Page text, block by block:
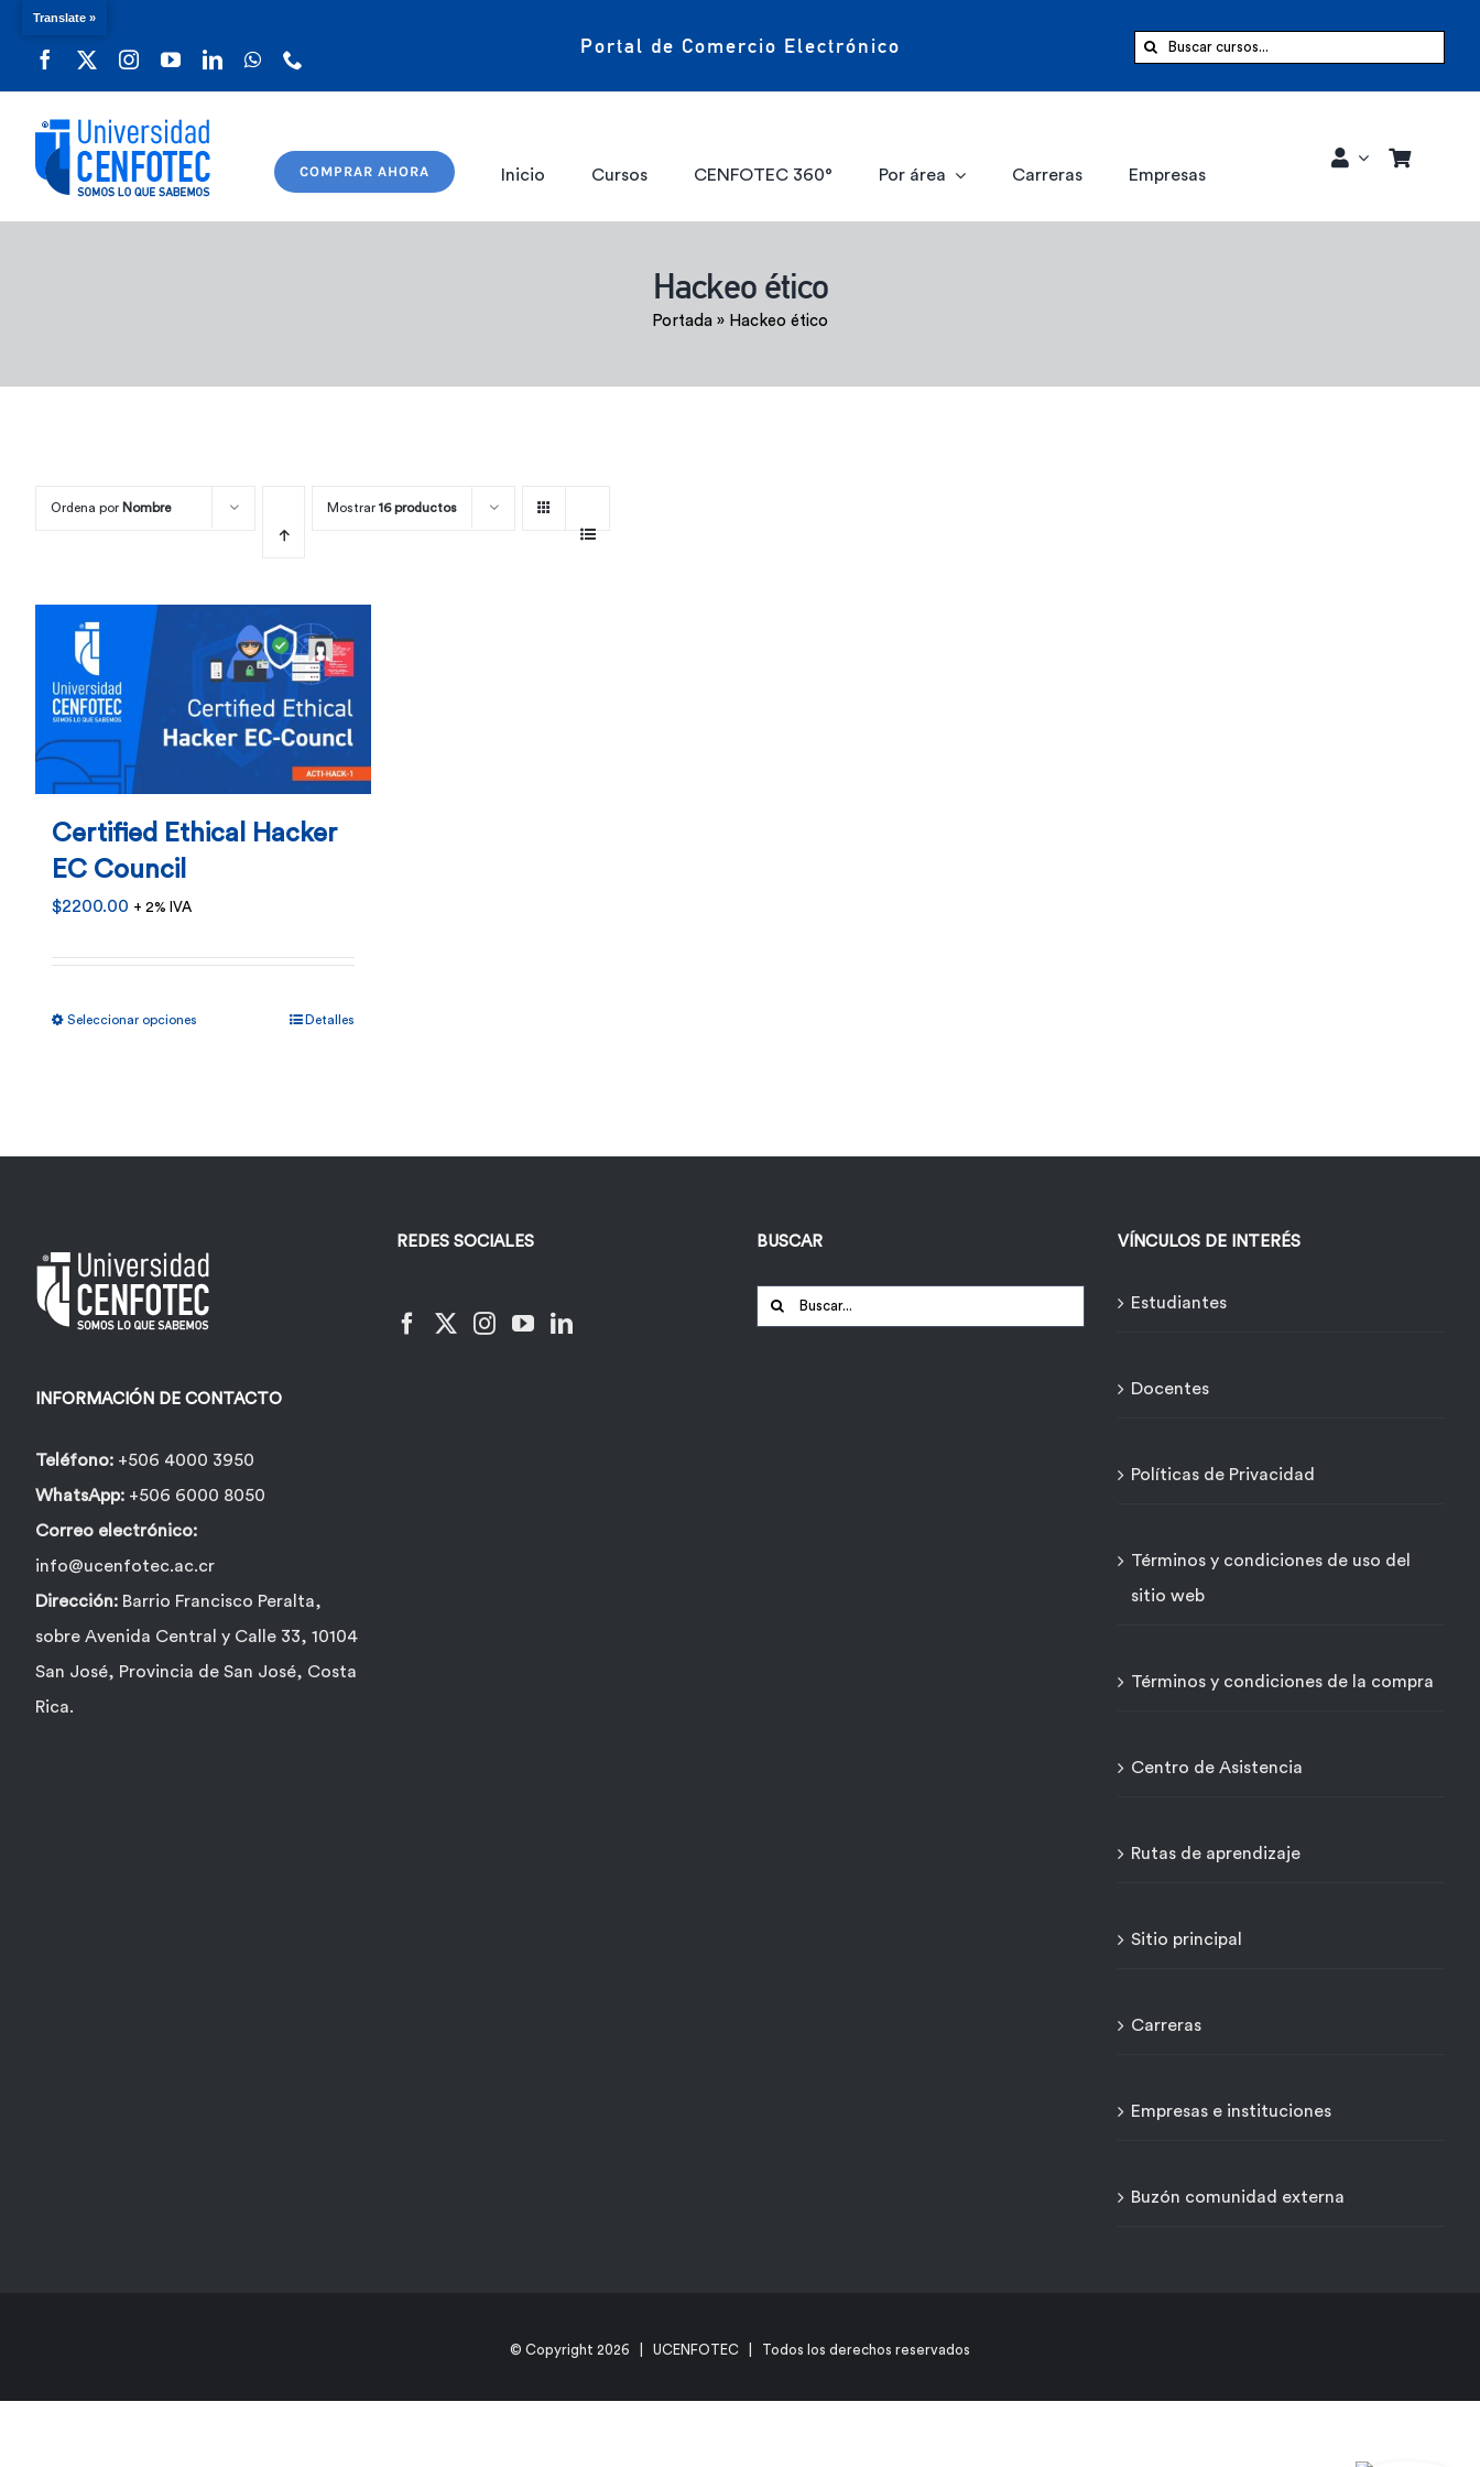
Portal de Comercio Electrónico Buscar:
COMPRAR AHORA Inicio Cursos CENFOTEC 360° Por área Carreras Empresas
Hackeo ético
Portada » Hackeo ético
Ordena por Nombre Mostrar 16 productos
Certified Ethical Hacker
EC Council
$2200.00 + 2% IVA
Seleccionar opciones
pueden
elegir
de
producto
Detalles
INFORMACIÓN DE CONTACTO
Teléfono: +506 4000 3950
WhatsApp: +506 6000 8050
Correo electrónico:
info@ucenfotec.ac.cr
Dirección: Barrio Francisco Peralta,
sobre Avenida Central y Calle 33, 10104
San José, Provincia de San José, Costa
Rica.
REDES SOCIALES BUSCAR
Buscar:
VÍNCULOS DE INTERÉS
Estudiantes
Docentes
Políticas de Privacidad
Términos y condiciones de uso del
sitio web
Términos y condiciones de la compra
Centro de Asistencia
Rutas de aprendizaje
Sitio principal
Carreras
Empresas e instituciones
Buzón comunidad externa
© Copyright 2026 | UCENFOTEC | Todos los derechos reservados
Translate »